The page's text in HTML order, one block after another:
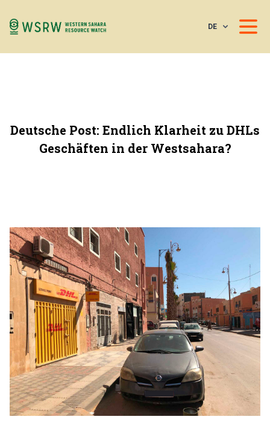
DE
Deutsche Post: Endlich Klarheit zu DHLs
Geschäften in der Westsahara?